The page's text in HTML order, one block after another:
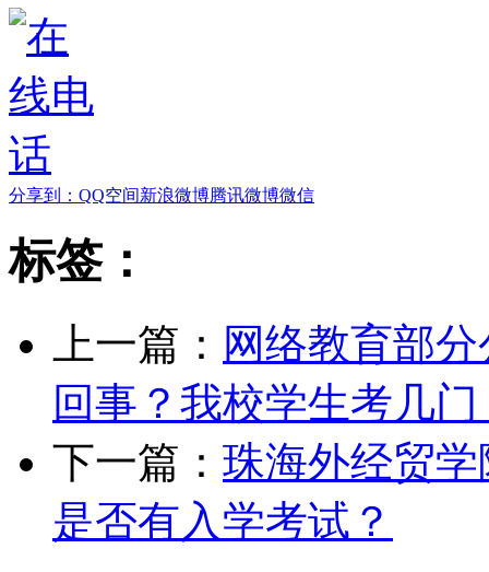
分享到： QQ空间新浪微博腾讯微博微信
标签：
上一篇： 网络教育部
回事？我校学生考几门
下一篇： 珠海外经贸
是否有入学考试？